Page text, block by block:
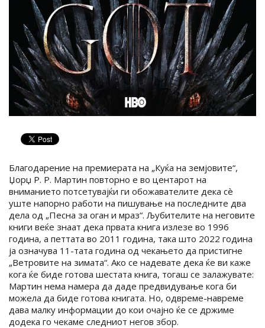
Благодарение на премиерата на „Куќа на земјовите“,
Џорџ Р. Р. Мартин повторно е во центарот на
вниманието потсетувајќи ги обожавателите дека сè
уште напорно работи на пишување на последните два
дела од „Песна за оган и мраз“. Љубителите на неговите
книги веќе знаат дека првата книга излезе во 1996
година, а петтата во 2011 година, така што 2022 година
ја означува 11-тата година од чекањето да пристигне
„Ветровите на зимата“. Ако се надевате дека ќе ви каже
кога ќе биде готова шестата книга, тогаш се залажувате:
Мартин нема намера да даде предвидување кога би
можела да биде готова книгата. Но, одвреме-навреме
дава малку информации до кои очајно ќе се држиме
додека го чекаме следниот негов збор.